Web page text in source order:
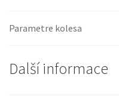
Parametre kolesa
Další informace